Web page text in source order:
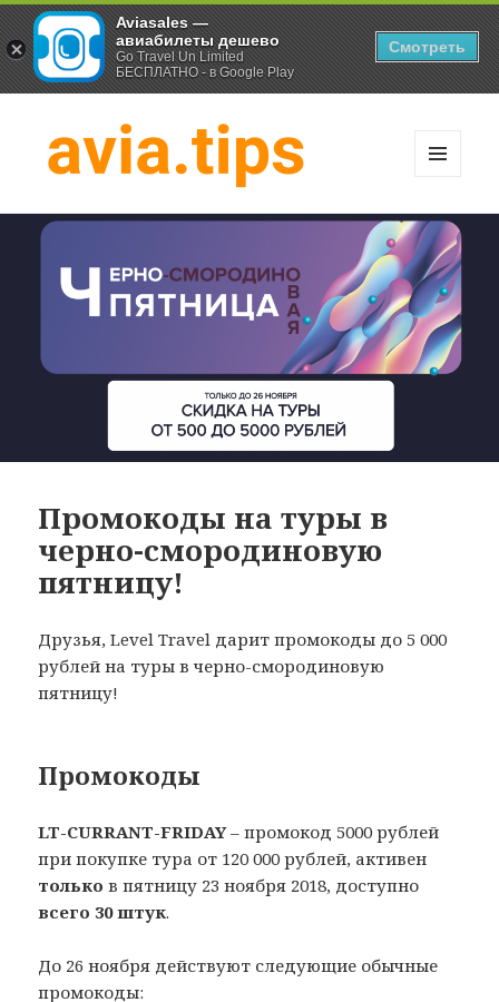
Хитрости экономных
путешественников
ВИДЖЕТЫ
Промокоды на туры в
черно-смородиновую
пятницу!
Друзья, Level Travel дарит промокоды до 5 000
рублей на туры в черно-смородиновую
пятницу!
Промокоды
LT-CURRANT-FRIDAY– промокод 5000 рублей
при покупке тура от 120 000 рублей, активен
только в пятницу 23 ноября 2018, доступно
всего 30 штук.
До 26 ноября действуют следующие обычные
промокоды:
Aviasales —
авиабилеты дешево
Go Travel Un Limited
БЕСПЛАТНО - в Google Play
Смотреть